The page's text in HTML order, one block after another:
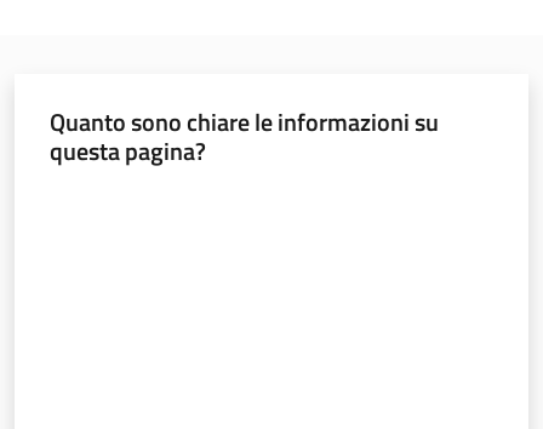
Quanto sono chiare le informazioni su
questa pagina?